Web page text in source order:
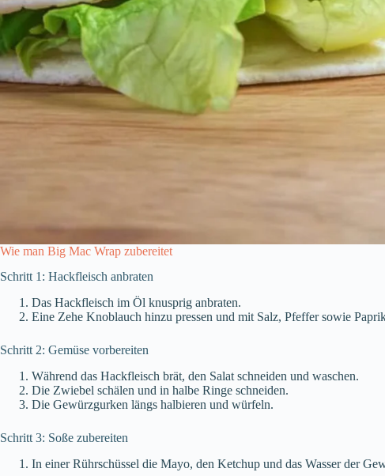
Wie man Big Mac Wrap zubereitet
Schritt 1: Hackfleisch anbraten
Das Hackfleisch im Öl knusprig anbraten.
Eine Zehe Knoblauch hinzu pressen und mit Salz, Pfeffer sowie
Schritt 2: Gemüse vorbereiten
Während das Hackfleisch brät, den Salat schneiden und waschen.
Die Zwiebel schälen und in halbe Ringe schneiden.
Die Gewürzgurken längs halbieren und würfeln.
Schritt 3: Soße zubereiten
In einer Rührschüssel die Mayo, den Ketchup und das Wasser der